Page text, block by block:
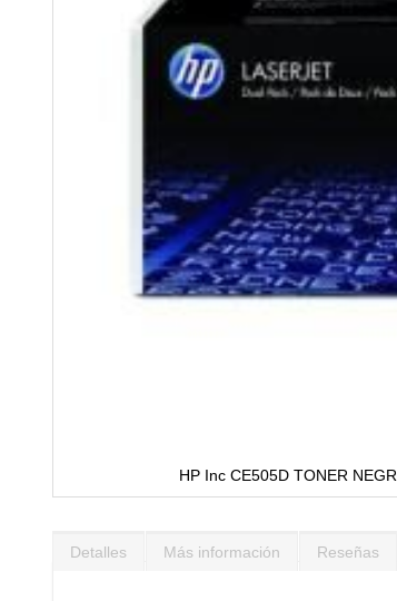
HP Inc CE505D TONER
comienzo
Detalles Más información Reseñas